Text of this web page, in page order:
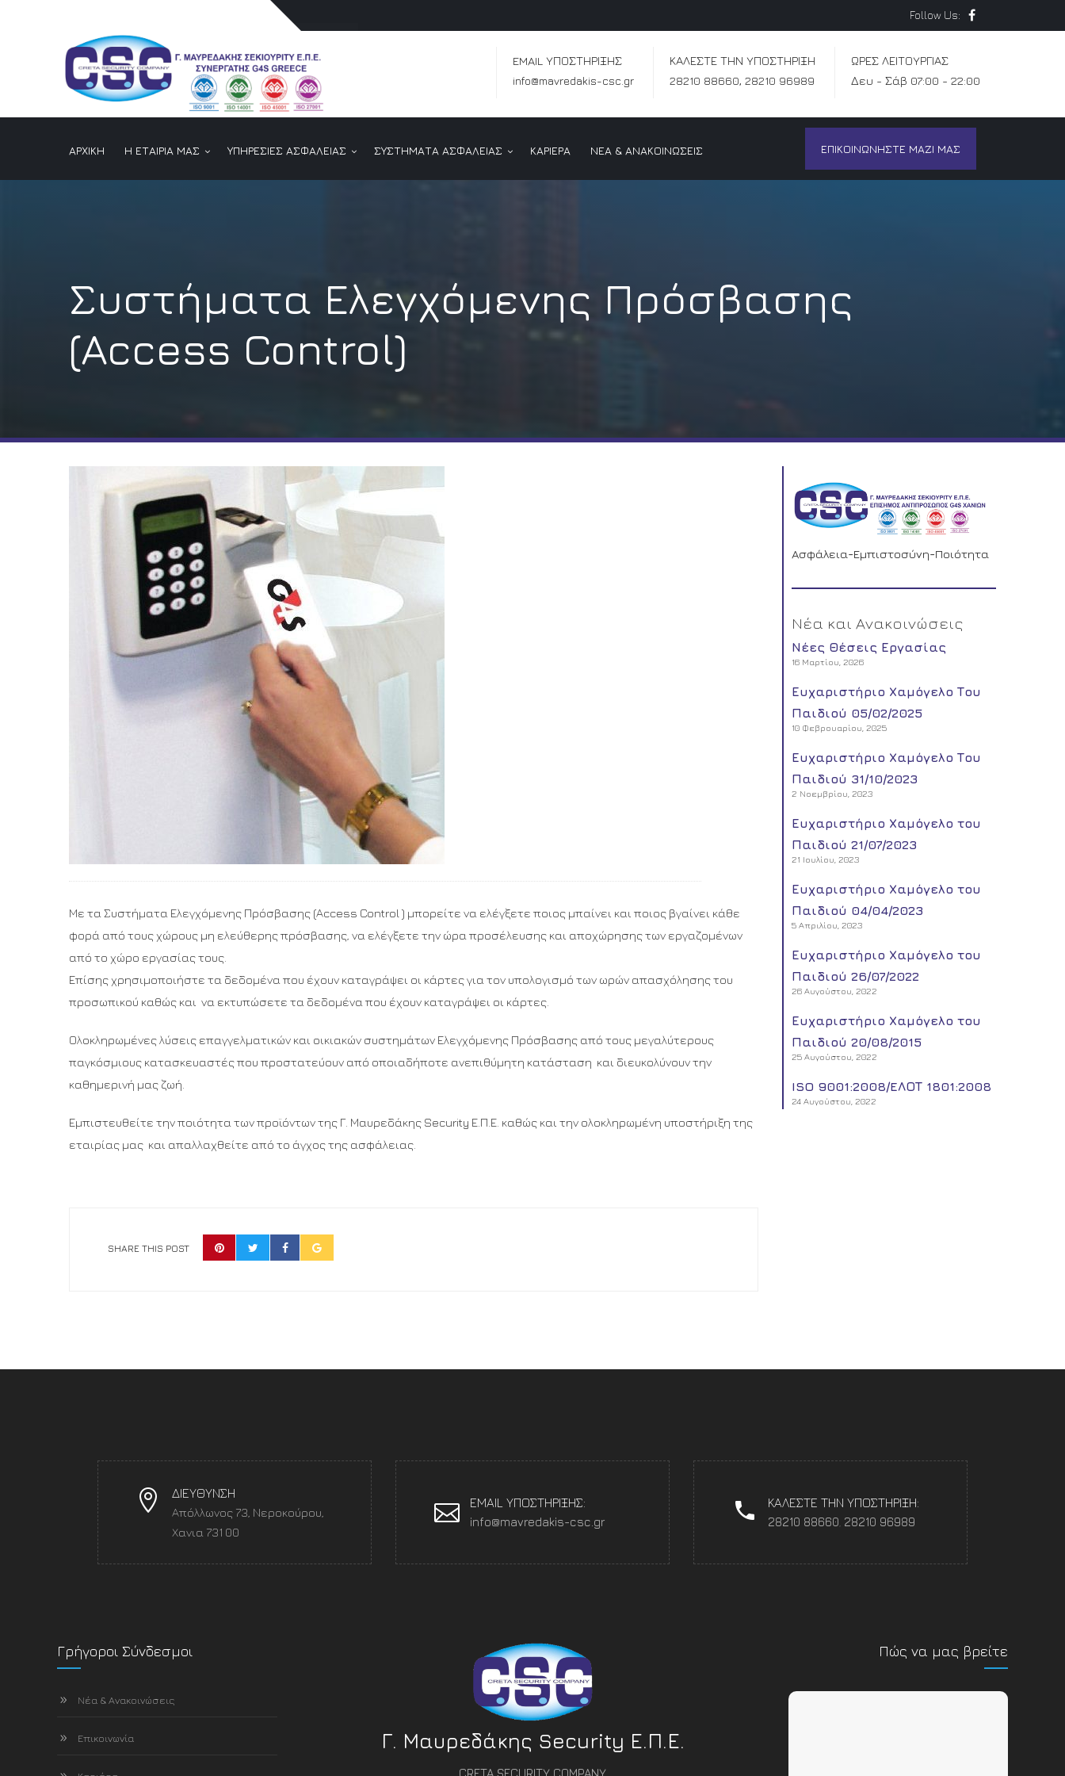
Follow Us:
EMAIL ΥΠΟΣΤΗΡΙΞΗΣ
info@mavredakis-csc.gr
ΚΑΛΕΣΤΕ ΤΗΝ ΥΠΟΣΤΗΡΙΞΗ
28210 88660, 28210 96989
ΩΡΕΣ ΛΕΙΤΟΥΡΓΙΑΣ
Δευ - Σάβ 07:00 - 22:00
ΑΡΧΙΚΗ Η ΕΤΑΙΡΙΑ ΜΑΣ ΥΠΗΡΕΣΙΕΣ ΑΣΦΑΛΕΙΑΣ ΣΥΣΤΗΜΑΤΑ ΑΣΦΑΛΕΙΑΣ ΚΑΡΙΕΡΑ ΝΕΑ & ΑΝΑΚΟΙΝΩΣΕΙΣ ΕΠΙΚΟΙΝΩΝΗΣΤΕ ΜΑΖΙ ΜΑΣ
Συστήματα Ελεγχόμενης Πρόσβασης
(Access Control)
Με τα Συστήματα Ελεγχόμενης Πρόσβασης (Access Control ) μπορείτε να ελέγξετε ποιος μπαίνει και ποιος βγαίνει κάθε
φορά από τους χώρους μη ελεύθερης πρόσβασης, να ελέγξετε την ώρα προσέλευσης και αποχώρησης των εργαζομένων
από το χώρο εργασίας τους.
Επίσης χρησιμοποιήστε τα δεδομένα που έχουν καταγράψει οι κάρτες για τον υπολογισμό των ωρών απασχόλησης του
προσωπικού καθώς και να εκτυπώσετε τα δεδομένα που έχουν καταγράψει οι κάρτες.
Ολοκληρωμένες λύσεις επαγγελματικών και οικιακών συστημάτων Ελεγχόμενης Πρόσβασης από τους μεγαλύτερους
παγκόσμιους κατασκευαστές που προστατεύουν από οποιαδήποτε ανεπιθύμητη κατάσταση και διευκολύνουν την
καθημερινή μας ζωή.
Εμπιστευθείτε την ποιότητα των προϊόντων της Γ. Μαυρεδάκης Security Ε.Π.Ε. καθώς και την ολοκληρωμένη υποστήριξη της
εταιρίας μας και απαλλαχθείτε από το άγχος της ασφάλειας.
SHARE THIS POST
Ασφάλεια-Εμπιστοσύνη-Ποιότητα
Νέα και Ανακοινώσεις
Νέες Θέσεις Εργασίας
16 Μαρτίου, 2026
Ευχαριστήριο Χαμόγελο Του
Παιδιού 05/02/2025
10 Φεβρουαρίου, 2025
Ευχαριστήριο Χαμόγελο Του
Παιδιού 31/10/2023
2 Νοεμβρίου, 2023
Ευχαριστήριο Χαμόγελο του
Παιδιού 21/07/2023
21 Ιουλίου, 2023
Ευχαριστήριο Χαμόγελο του
Παιδιού 04/04/2023
5 Απριλίου, 2023
Ευχαριστήριο Χαμόγελο του
Παιδιού 26/07/2022
26 Αυγούστου, 2022
Ευχαριστήριο Χαμόγελο του
Παιδιού 20/08/2015
25 Αυγούστου, 2022
ISO 9001:2008/EΛΟΤ 1801:2008
24 Αυγούστου, 2022
ΔΙΕΥΘΥΝΣΗ
Απόλλωνος 73, Νεροκούρου,
Χανια 731 00
EMAIL ΥΠΟΣΤΗΡΙΞΗΣ:
info@mavredakis-csc.gr
ΚΑΛΕΣΤΕ ΤΗΝ ΥΠΟΣΤΗΡΙΞΗ:
28210 88660 28210 96989
Γρήγοροι Σύνδεσμοι
Νέα & Ανακοινώσεις
Επικοινωνία Γ. Μαυρεδάκης Security Ε.Π.Ε.
Πώς να μας βρείτε